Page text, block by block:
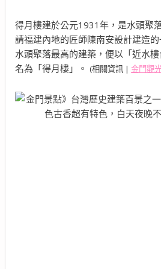
得月樓建於公元1931年，是水頭聚
請福建內地的匠師陳南安設計建造
水頭聚落最高的建築，便以「近水
名為「得月樓」。 (相關資訊 | 金門觀